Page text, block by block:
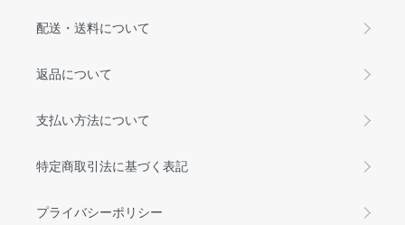
配送・送料について
返品について
支払い方法について
特定商取引法に基づく表記
プライバシーポリシー